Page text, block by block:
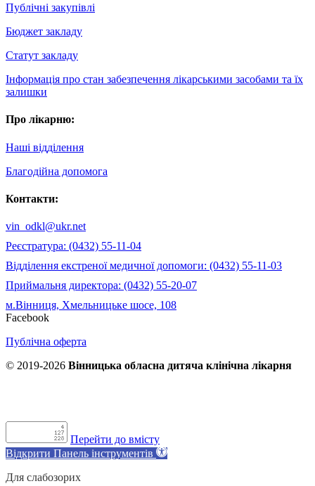
Публічні закупівлі
Бюджет закладу
Статут закладу
Інформація про стан забезпечення лікарськими засобами та їх
залишки
Про лікарню:
Наші відділення
Благодійна допомога
Контакти:
vin_odkl@ukr.net
Реєстратура: (0432) 55-11-04
Відділення екстреної медичної допомоги: (0432) 55-11-03
Приймальня директора: (0432) 55-20-07
м.Вінниця, Хмельницьке шосе, 108
Facebook
Публічна оферта
© 2019-2026 Вінницька обласна дитяча клінічна лікарня
Перейти до вмісту
Відкрити Панель інструментів
Для слабозорих